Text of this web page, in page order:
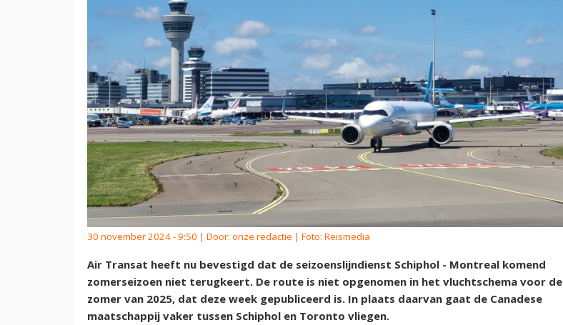
30 november 2024 - 9:50 | Door: onze redactie | Foto: Reismedia
Air Transat heeft nu bevestigd dat de seizoenslijndienst Schiphol - Montreal komend
zomerseizoen niet terugkeert. De route is niet opgenomen in het vluchtschema voor de
zomer van 2025, dat deze week gepubliceerd is. In plaats daarvan gaat de Canadese
maatschappij vaker tussen Schiphol en Toronto vliegen.